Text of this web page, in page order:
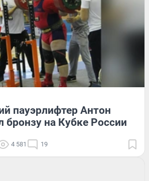
пауэрлифтер Антон
бронзу на Кубке России
4 581 19